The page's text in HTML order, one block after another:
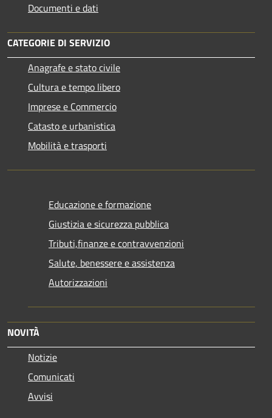
Documenti e dati
CATEGORIE DI SERVIZIO
Anagrafe e stato civile
Cultura e tempo libero
Imprese e Commercio
Catasto e urbanistica
Mobilità e trasporti
Educazione e formazione
Giustizia e sicurezza pubblica
Tributi,finanze e contravvenzioni
Salute, benessere e assistenza
Autorizzazioni
NOVITÀ
Notizie
Comunicati
Avvisi